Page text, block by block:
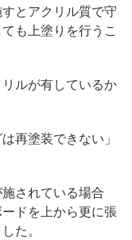
とアクリル質で守
も上塗りを行うこ
ルが有しているか
再塗装できない」
されている場合
ドを上から更に張
た。